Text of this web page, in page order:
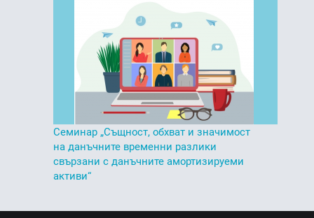
Семинар „Същност, обхват и значимост
на данъчните временни разлики
свързани с данъчните амортизируеми
активи“